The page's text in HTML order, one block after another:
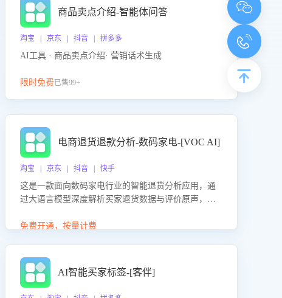
商品卖点介绍-智能体问答
淘宝 | 京东 | 抖音 | 拼多多
AI工具 · 商品卖点介绍· 营销话术生成
限时免费已售99+
电商退货退款分析-数码家电-[VOC AI]
淘宝 | 京东 | 抖音 | 快手
这是一款面向数码家电行业的智能退货分析应用，通
过大语言模型深度解析买家退货数据与评价原声，精
因，并输出可落地的改进建议，通过挖掘用户痛点驱
免费开通，按量计费
AI智能买家标签-[客伴]